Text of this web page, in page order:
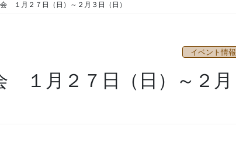
１月２７日（日）～２月３日（日）
イベント情報
１月２７日（日）～２月